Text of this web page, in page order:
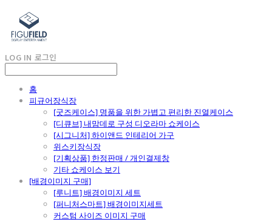
LOG IN 로그인
홈
피규어장식장
[굿즈케이스] 명품을 위한 가볍고 편리한 진열케이스
[디큐브] 내맘데로 구성 디오라마 쇼케이스
[시그니처] 하이앤드 인테리어 가구
위스키장식장
[기획상품] 한정판매 / 개인결제창
기타 쇼케이스 보기
[배경이미지 구매]
[루니트] 배경이미지 세트
[퍼니처스마트] 배경이미지세트
커스텀 사이즈 이미지 구매